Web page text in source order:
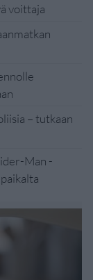
voittaja
– tutkaan
Man -